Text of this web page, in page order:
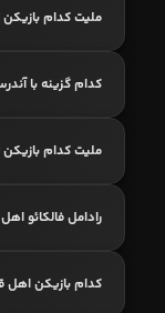
ملیت کدام
کدام گزینه با
ملیت کدام
رادامل فالکائو
کدام بازیکن اهل